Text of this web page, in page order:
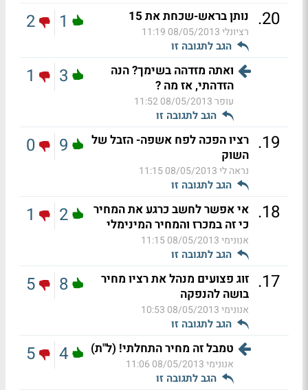
20
. נותן בראש-שכחת את 15
רציונלי08/05/2013 11:19
הגב לתגובה זו
1
2
ואתה מזדהה בשימך? הנה
הזדהתי, אז מה ?
עופר08/05/2013 11:52
הגב לתגובה זו
3
1
19
. רציו הפכה לפח אשפה- הזבל של
השוק
נראה לי08/05/2013 11:15
הגב לתגובה זו
9
0
18
. אי אפשר לחשב כרגע את המחיר
כי זה במכרז והמחיר המינימלי
אנונימי08/05/2013 11:15
הגב לתגובה זו
2
1
17
. זוג פצועים מנהל את רציו מחיר
בושה להנפקה
אנונימי08/05/2013 10:53
הגב לתגובה זו
8
5
טמבל זה מחיר התחלתי! (ל"ת)
אנונימי08/05/2013 11:06
הגב לתגובה זו
4
5